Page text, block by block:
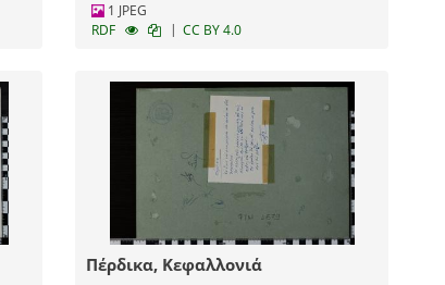
1 JPEG
RDF
| CC BY 4.0
Πέρδικα, Κεφαλλονιά